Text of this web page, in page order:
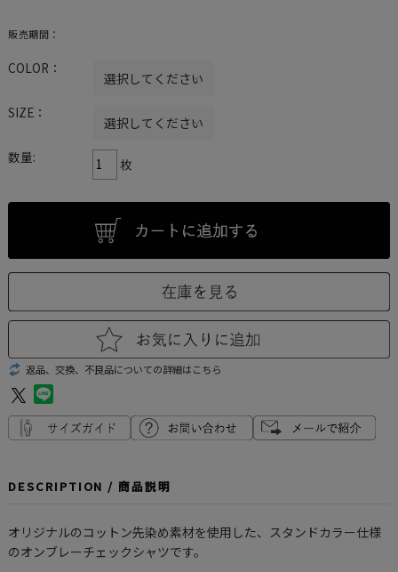
販売期間：
COLOR：
SIZE：
数量: 枚
返品、交換、不良品についての詳細はこちら
DESCRIPTION / 商品説明
オリジナルのコットン先染め素材を使用した、スタンドカラー仕様
のオンブレーチェックシャツです。